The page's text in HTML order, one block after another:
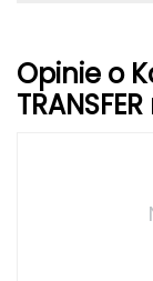
HMS PREMIUM
Opinie o